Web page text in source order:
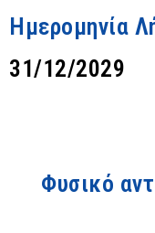
Ημερομηνία
31/12/2029
Φυσικό